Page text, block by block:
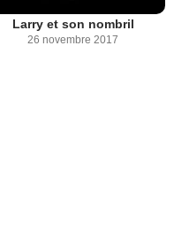
Larry et son nombril
26 novembre 2017